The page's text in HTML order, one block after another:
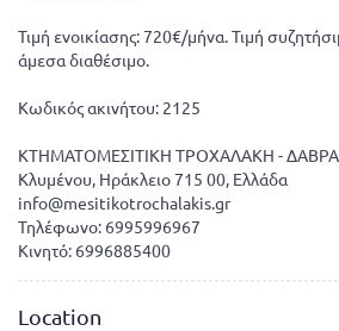
Τιμή ενοικίασης: 720€/μήνα. Τιμή
άμεσα διαθέσιμο.
Κωδικός ακινήτου: 2125
ΚΤΗΜΑΤΟΜΕΣΙΤΙΚΗ ΤΡΟΧΑΛΑΚΗ -
Κλυμένου, Ηράκλειο 715 00, Ελλάδα
info@mesitikotrochalakis.gr
Τηλέφωνο: 6995996967
Κινητό: 6996885400
Location